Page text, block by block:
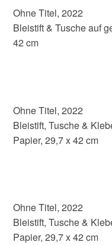
Ohne Titel, 2022
Bleistift & Tusche auf
42 cm
Ohne Titel, 2022
Bleistift, Tusche &
Papier, 29,7 x 42 cm
Ohne Titel, 2022
Bleistift, Tusche &
Papier, 29,7 x 42 cm